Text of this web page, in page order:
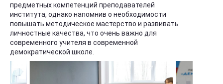
предметных компетенций преподавателей
института, однако напомнив о необходимости
повышать методическое мастерство и развивать
личностные качества, что очень важно для
современного учителя в современной
демократической школе.